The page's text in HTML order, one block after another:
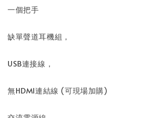
一個把手
缺單聲道耳機組，
USB連接線，
無HDMI連結線 (可現場加購)